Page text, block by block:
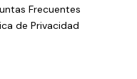
Frecuentes
de Privacidad